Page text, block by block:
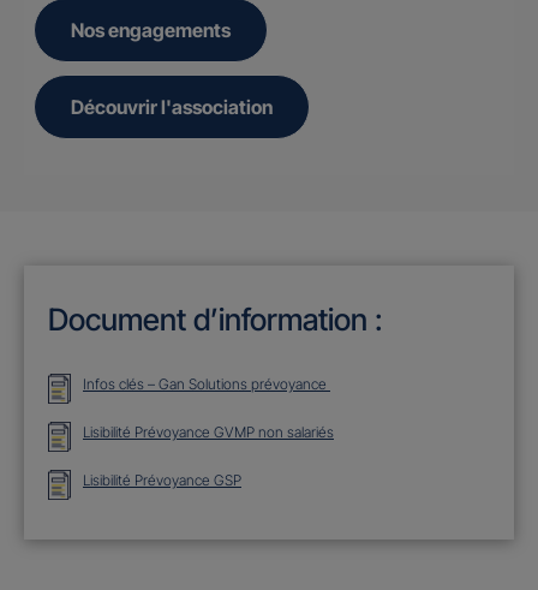
Nos engagements
Découvrir l'association
Document d’information :
Infos clés – Gan Solutions prévoyance
Lisibilité Prévoyance GVMP non salariés
Lisibilité Prévoyance GSP